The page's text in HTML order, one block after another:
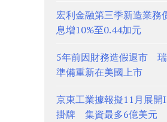
宏利金融第三季新造業
息增10%至0.44加元
5年前因財務造假退市 瑞
準備重新在美國上市
京東工業據報擬11月展開
掛牌 集資最多6億美元